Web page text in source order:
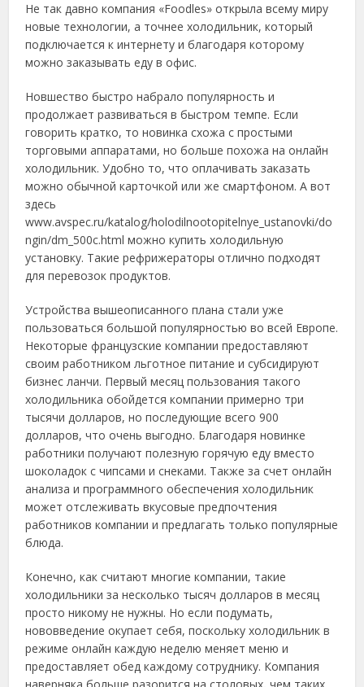
Не так давно компания «Foodles» открыла всему миру
новые технологии, а точнее холодильник, который
подключается к интернету и благодаря которому
можно заказывать еду в офис.
Новшество быстро набрало популярность и
продолжает развиваться в быстром темпе. Если
говорить кратко, то новинка схожа с простыми
торговыми аппаратами, но больше похожа на онлайн
холодильник. Удобно то, что оплачивать заказать
можно обычной карточкой или же смартфоном. А вот
здесь
www.avspec.ru/katalog/holodilnootopitelnye_ustanovki/do
ngin/dm_500c.html можно купить холодильную
установку. Такие рефрижераторы отлично подходят
для перевозок продуктов.
Устройства вышеописанного плана стали уже
пользоваться большой популярностью во всей Европе.
Некоторые французские компании предоставляют
своим работником льготное питание и субсидируют
бизнес ланчи. Первый месяц пользования такого
холодильника обойдется компании примерно три
тысячи долларов, но последующие всего 900
долларов, что очень выгодно. Благодаря новинке
работники получают полезную горячую еду вместо
шоколадок с чипсами и снеками. Также за счет онлайн
анализа и программного обеспечения холодильник
может отслеживать вкусовые предпочтения
работников компании и предлагать только популярные
блюда.
Конечно, как считают многие компании, такие
холодильники за несколько тысяч долларов в месяц
просто никому не нужны. Но если подумать,
нововведение окупает себя, поскольку холодильник в
режиме онлайн каждую неделю меняет меню и
предоставляет обед каждому сотруднику. Компания